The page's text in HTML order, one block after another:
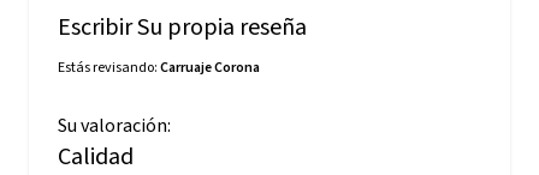
Escribir Su propia reseña
Estás revisando:Carruaje Corona
Su valoración:
Calidad